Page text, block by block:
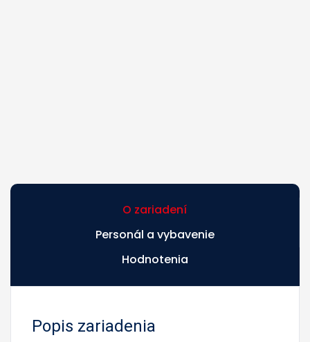
O zariadení
Personál a vybavenie
Hodnotenia
Popis zariadenia